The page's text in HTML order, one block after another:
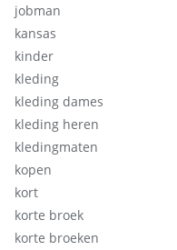
jobman
kansas
kinder
kleding
kleding dames
kleding heren
kledingmaten
kopen
kort
korte broek
korte broeken